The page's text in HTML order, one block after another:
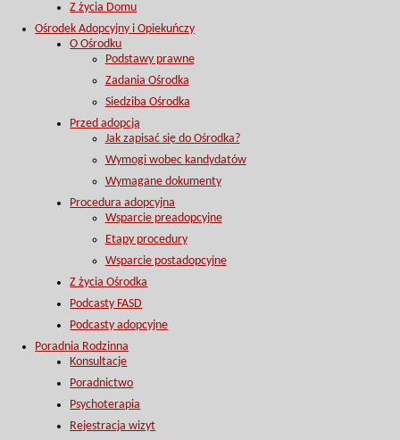
Z życia Domu
Ośrodek Adopcyjny i Opiekuńczy
O Ośrodku
Podstawy prawne
Zadania Ośrodka
Siedziba Ośrodka
Przed adopcją
Jak zapisać się do Ośrodka?
Wymogi wobec kandydatów
Wymagane dokumenty
Procedura adopcyjna
Wsparcie preadopcyjne
Etapy procedury
Wsparcie postadopcyjne
Z życia Ośrodka
Podcasty FASD
Podcasty adopcyjne
Poradnia Rodzinna
Konsultacje
Poradnictwo
Psychoterapia
Rejestracja wizyt